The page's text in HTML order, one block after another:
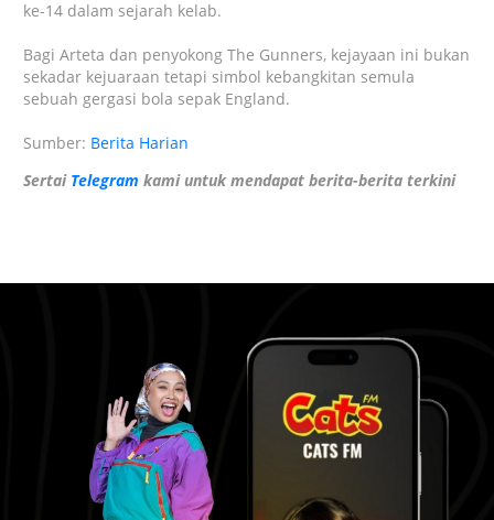
ke-14 dalam sejarah kelab.
Bagi Arteta dan penyokong The Gunners, kejayaan ini bukan
sekadar kejuaraan tetapi simbol kebangkitan semula
sebuah gergasi bola sepak England.
Sumber: Berita Harian
Sertai Telegram kami untuk mendapat berita-berita terkini